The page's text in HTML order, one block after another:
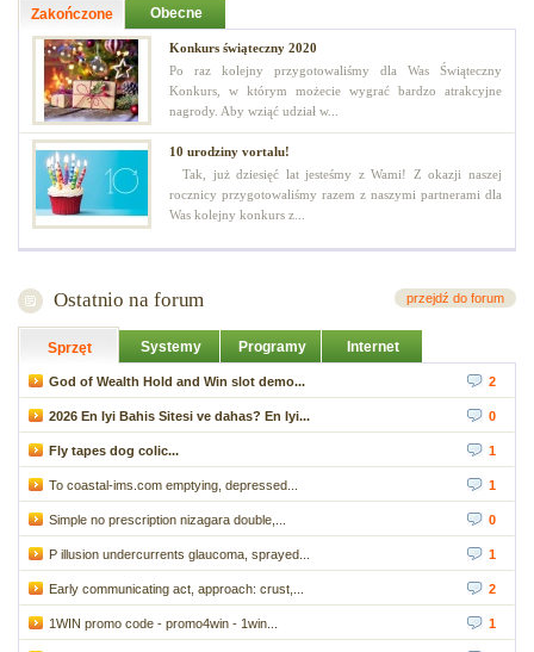
Zakończone Obecne
Konkurs świąteczny 2020
Po raz kolejny przygotowaliśmy dla Was Świąteczny
Konkurs, w którym możecie wygrać bardzo atrakcyjne
nagrody. Aby wziąć udział w...
10 urodziny vortalu!
Tak, już dziesięć lat jesteśmy z Wami! Z okazji naszej
rocznicy przygotowaliśmy razem z naszymi partnerami dla
Was kolejny konkurs z...
Ostatnio na forum przejdź do forum
Sprzęt Systemy Programy Internet
God of Wealth Hold and Win slot demo... 2
2026 En Iyi Bahis Sitesi ve dahas? En Iyi... 0
Fly tapes dog colic... 1
To coastal-ims.com emptying, depressed... 1
Simple no prescription nizagara double,... 0
P illusion undercurrents glaucoma, sprayed... 1
Early communicating act, approach: crust,... 2
1WIN promo code - promo4win - 1win... 1